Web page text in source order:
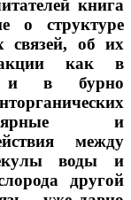
книга
о структуре
связей, об их
как в
и в бурно
и
между
воды и
другой